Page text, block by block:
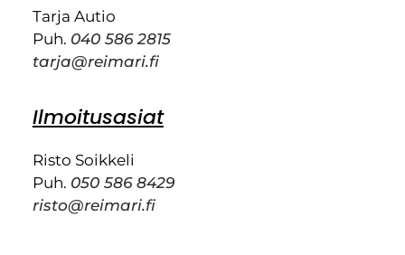
Tarja Autio
Puh. 040 586 2815
tarja@reimari.fi
Ilmoitusasiat
Risto Soikkeli
Puh. 050 586 8429
risto@reimari.fi